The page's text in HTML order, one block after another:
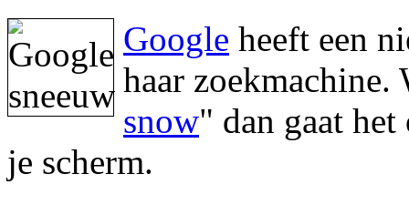
Google heeft een
haar zoekmachine.
snow" dan gaat
je scherm.